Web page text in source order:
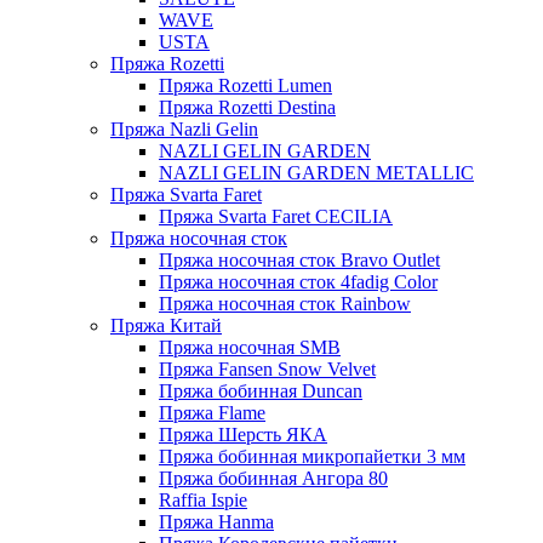
WAVE
USTA
Пряжа Rozetti
Пряжа Rozetti Lumen
Пряжа Rozetti Destina
Пряжа Nazli Gelin
NAZLI GELIN GARDEN
NAZLI GELIN GARDEN METALLIC
Пряжа Svarta Faret
Пряжа Svarta Faret CECILIA
Пряжа носочная сток
Пряжа носочная сток Bravo Outlet
Пряжа носочная сток 4fadig Color
Пряжа носочная сток Rainbow
Пряжа Китай
Пряжа носочная SMB
Пряжа Fansen Snow Velvet
Пряжа бобинная Duncan
Пряжа Flame
Пряжа Шерсть ЯКА
Пряжа бобинная микропайетки 3 мм
Пряжа бобинная Ангора 80
Raffia Ispie
Пряжа Hanma